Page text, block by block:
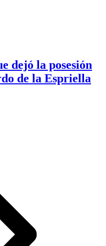
dejó la posesión
de la Espriella